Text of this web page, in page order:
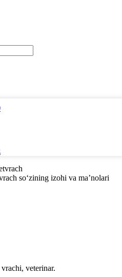
so‘zining izohi va ma’nolari
veterinar.